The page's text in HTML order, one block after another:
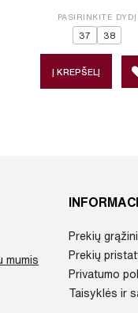
PASIRINKITE DYDĮ
37 38
Į KREPŠELĮ
mumis
Prekių
Prekių
Privatumo
Taisyklės ir